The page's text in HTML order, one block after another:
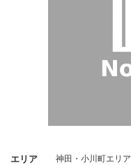
エリア 神田・小川町エリア